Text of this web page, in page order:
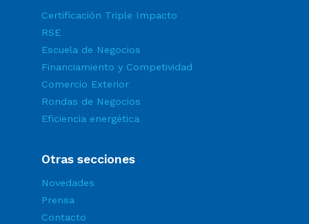
Certificación Triple Impacto
RSE
Escuela de Negocios
Financiamiento y Competividad
Comercio Exterior
Rondas de Negocios
Eficiencia energética
Otras secciones
Novedades
Prensa
Contacto